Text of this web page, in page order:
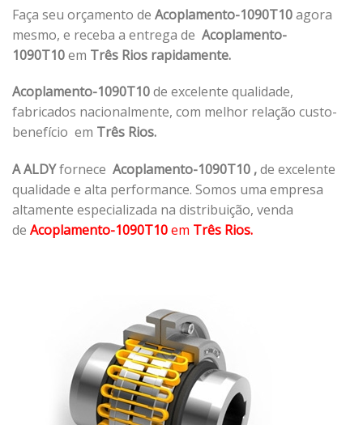
Faça seu orçamento de Acoplamento-1090T10agora
mesmo, e receba a entrega de Acoplamento-
1090T10em Três Rios rapidamente.
Acoplamento-1090T10de excelente qualidade,
fabricados nacionalmente, com melhor relação custo-
benefício em Três Rios.
A ALDYfornece Acoplamento-1090T10 ,de excelente
qualidade e alta performance. Somos uma empresa
altamente especializada na distribuição, venda
de Acoplamento-1090T10em Três Rios.